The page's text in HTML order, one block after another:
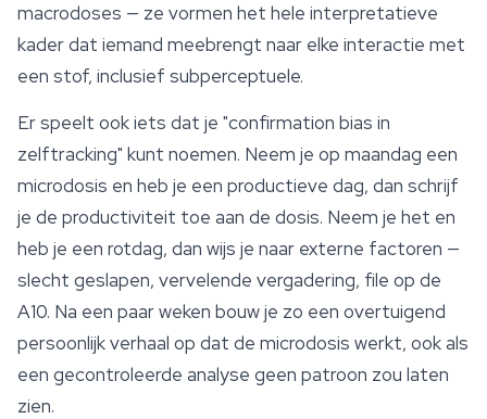
macrodoses — ze vormen het hele interpretatieve
kader dat iemand meebrengt naar elke interactie met
een stof, inclusief subperceptuele.
Er speelt ook iets dat je "confirmation bias in
zelftracking" kunt noemen. Neem je op maandag een
microdosis en heb je een productieve dag, dan schrijf
je de productiviteit toe aan de dosis. Neem je het en
heb je een rotdag, dan wijs je naar externe factoren —
slecht geslapen, vervelende vergadering, file op de
A10. Na een paar weken bouw je zo een overtuigend
persoonlijk verhaal op dat de microdosis werkt, ook als
een gecontroleerde analyse geen patroon zou laten
zien.